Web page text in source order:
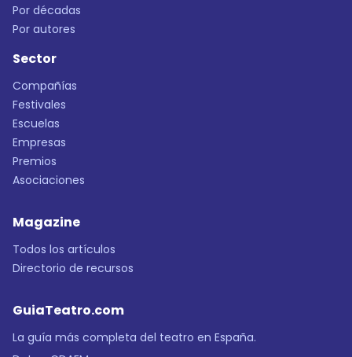
Por décadas
Por autores
Sector
Compañías
Festivales
Escuelas
Empresas
Premios
Asociaciones
Magazine
Todos los artículos
Directorio de recursos
GuiaTeatro.com
La guía más completa del teatro en España.